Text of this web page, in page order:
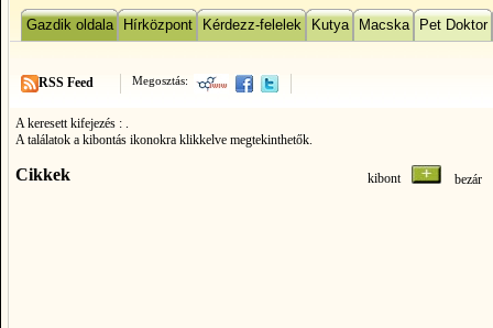
Gazdik oldala Hírközpont Kérdezz-felelek Kutya Macska Pet Doktor
Megosztás:
RSS Feed
A keresett kifejezés : .
A találatok a kibontás ikonokra klikkelve megtekinthetők.
Cikkek kibont